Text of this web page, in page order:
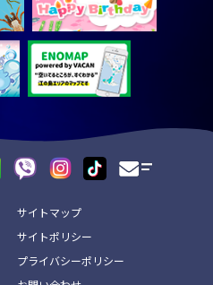
サイトマップ
サイトポリシー
プライバシーポリシー